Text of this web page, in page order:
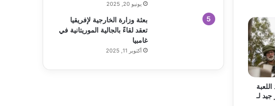
لـ
يونيو 20, 2025
بعثة وزارة الخارجية لإفريقيا
تعقد لقاءً بالجالية الموريتانية في
غامبيا
أكتوبر 11, 2025